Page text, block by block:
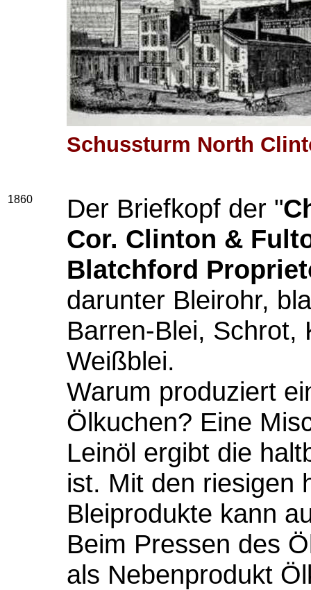
Schussturm North
1860 Der Briefkopf der "
Cor. Clinton &
Blatchford
darunter Bleirohr,
Barren-Blei, Schrot,
Weißblei.
Warum produziert
Ölkuchen? Eine
Leinöl ergibt die
ist. Mit den riesigen
Bleiprodukte kann
Beim Pressen des
als Nebenprodukt